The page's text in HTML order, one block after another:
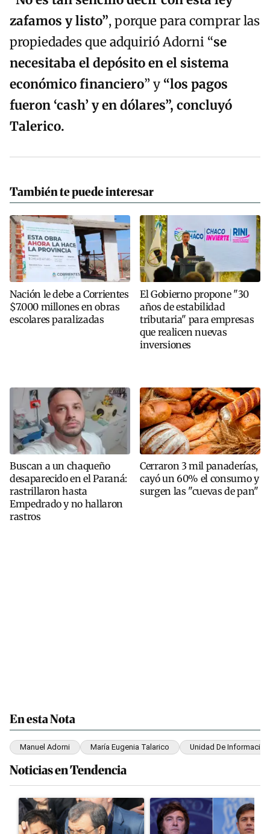
zafamos y listo”, porque para comprar las
propiedades que adquirió Adorni “se
necesitaba el depósito en el sistema
económico financiero” y “los pagos
fueron ‘cash’ y en dólares”, concluyó
Talerico.
También te puede interesar
Nación le debe a Corrientes
$7.000 millones en obras
escolares paralizadas
El Gobierno propone "30
años de estabilidad
tributaria" para empresas
que realicen nuevas
inversiones
Buscan a un chaqueño
desaparecido en el Paraná:
rastrillaron hasta
Empedrado y no hallaron
rastros
Cerraron 3 mil panaderías,
cayó un 60% el consumo y
surgen las "cuevas de pan"
En esta Nota
Manuel Adorni María Eugenia Talarico Unidad De
Noticias en Tendencia
Este listado muestra los artículos con más comentarios en los
Un artículo de tendencia con el título "Irán nombró al ideólogo
Un artículo de tendencia con